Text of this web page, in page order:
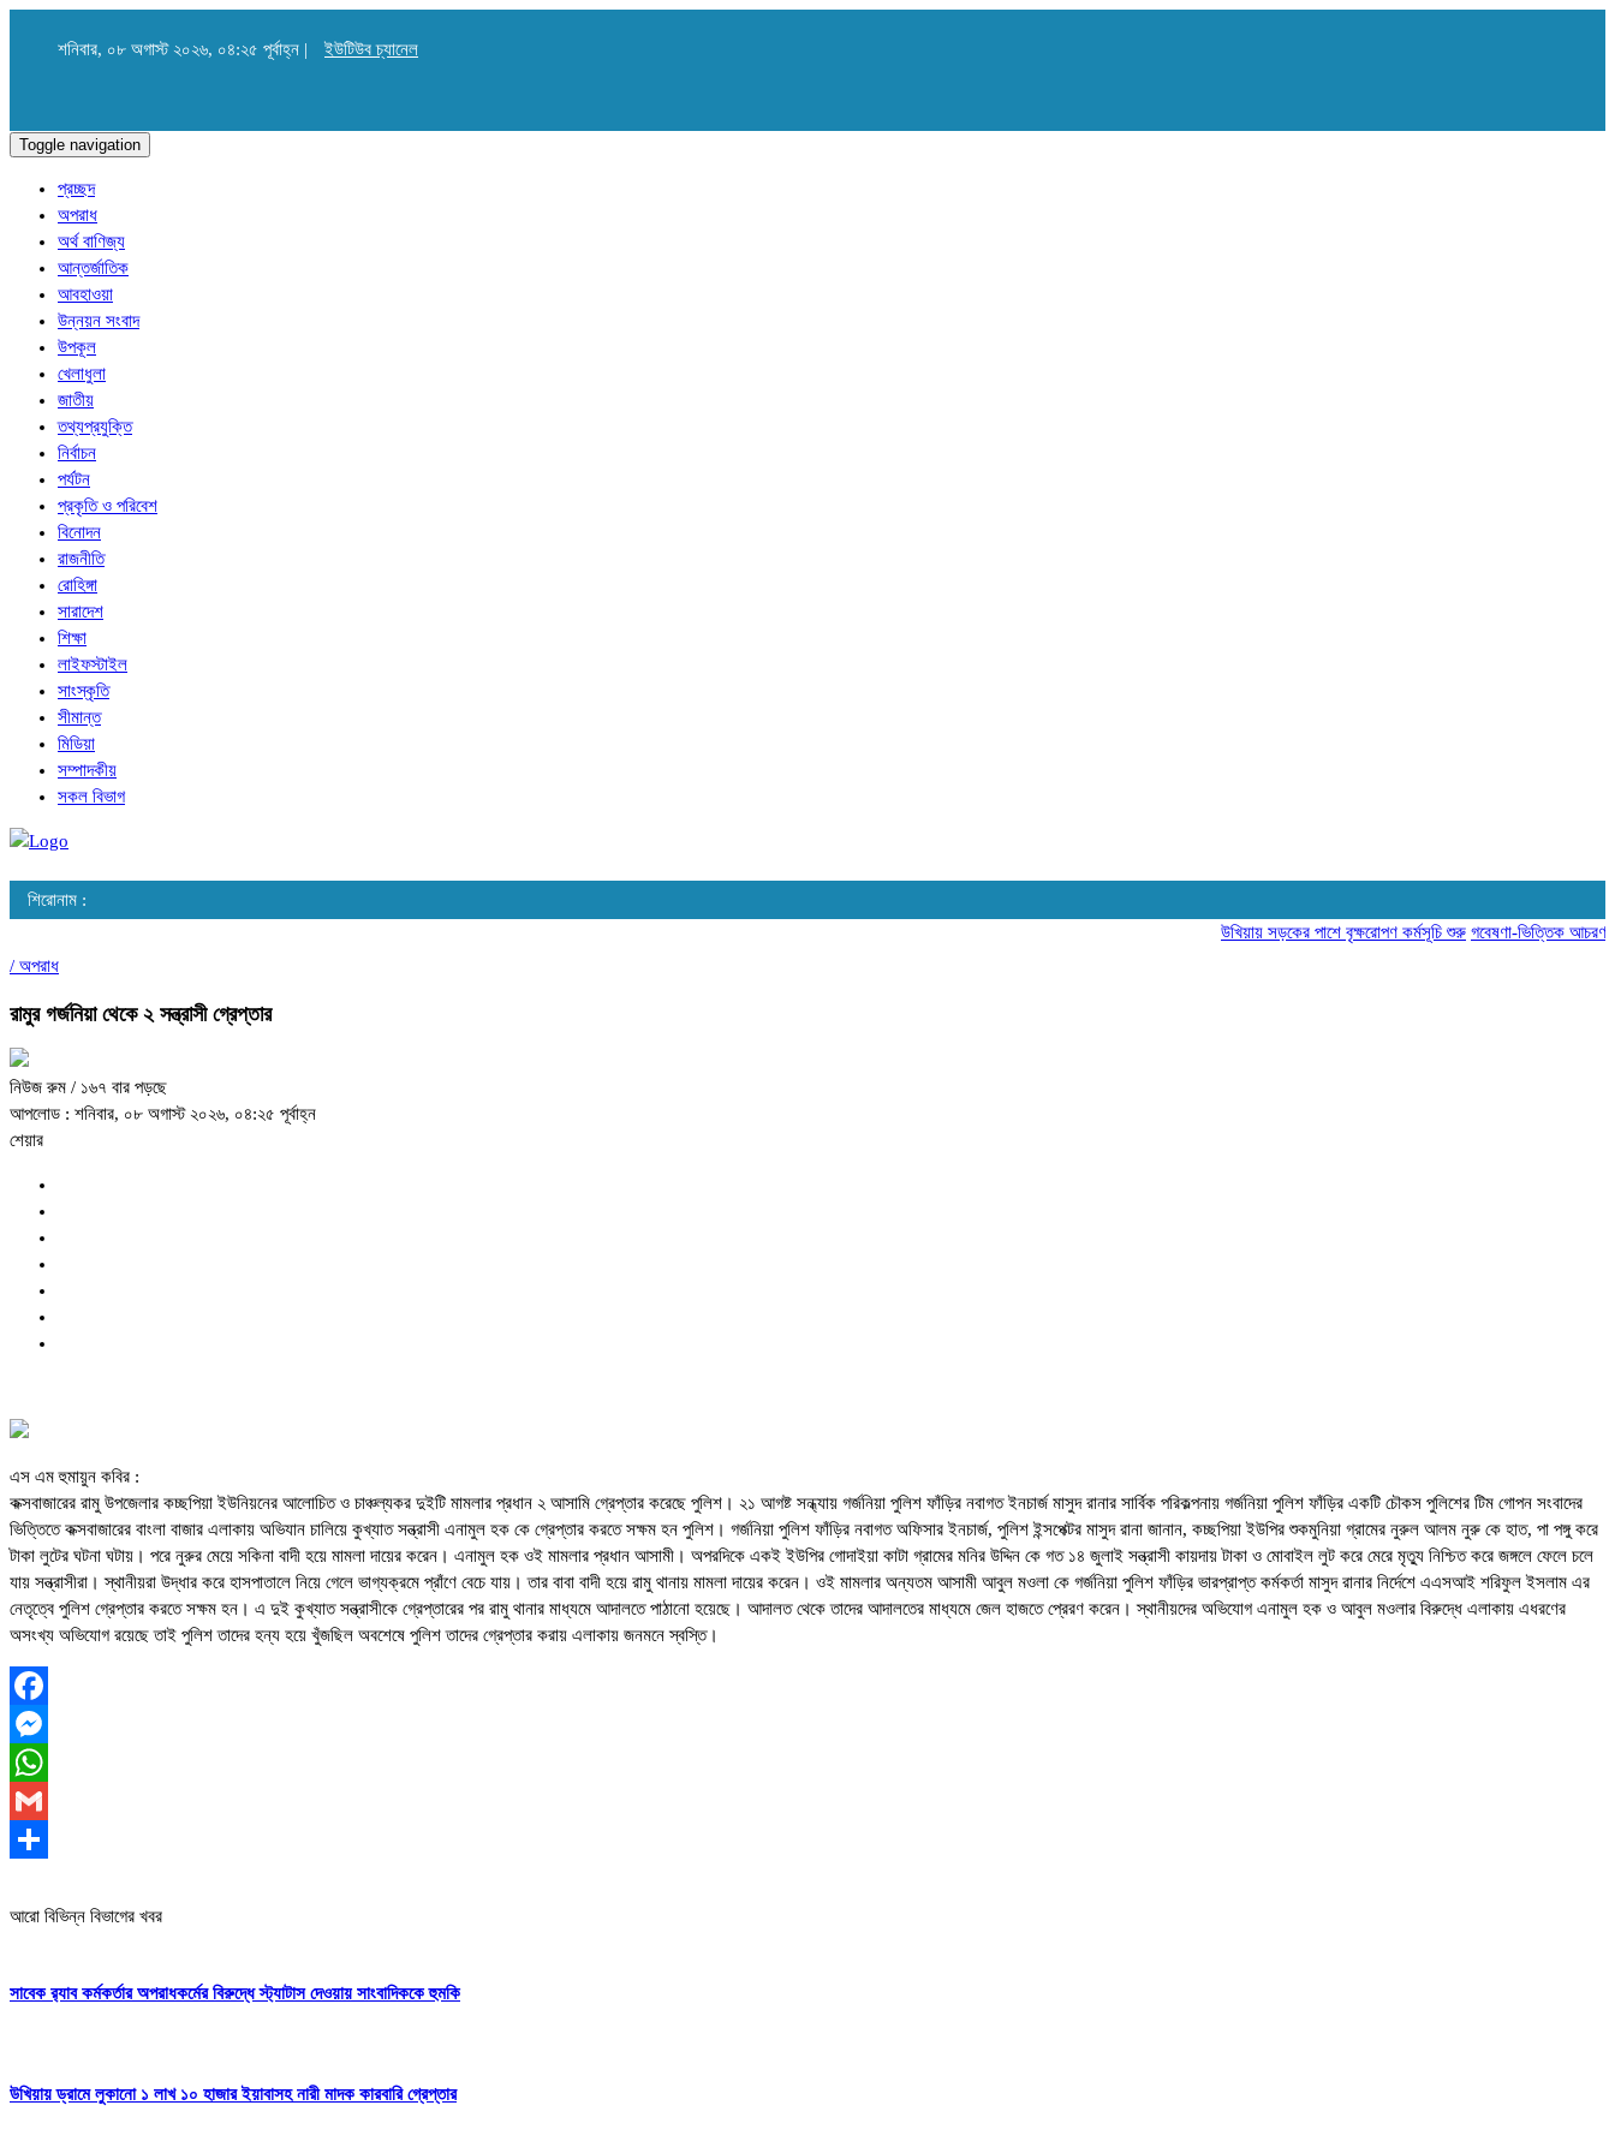
শনিবার, ০৮ অগাস্ট ২০২৬, ০৪:২৫ পূর্বাহ্ন | ইউটিউব চ্যানেল
Toggle navigation
প্রচ্ছদ
অপরাধ
অর্থ বাণিজ্য
আন্তর্জাতিক
আবহাওয়া
উন্নয়ন সংবাদ
উপকূল
খেলাধুলা
জাতীয়
তথ্যপ্রযুক্তি
নির্বাচন
পর্যটন
প্রকৃতি ও পরিবেশ
বিনোদন
রাজনীতি
রোহিঙ্গা
সারাদেশ
শিক্ষা
লাইফস্টাইল
সাংস্কৃতি
সীমান্ত
মিডিয়া
সম্পাদকীয়
সকল বিভাগ
শিরোনাম :
উখিয়ায় সড়কের পাশে বৃক্ষরোপণ কর্মসূচি শুরু গবেষণা-ভিত্তিক আচরণ
/ অপরাধ
রামুর গর্জনিয়া থেকে ২ সন্ত্রাসী গ্রেপ্তার
নিউজ রুম / ১৬৭ বার পড়ছে
আপলোড : শনিবার, ০৮ অগাস্ট ২০২৬, ০৪:২৫ পূর্বাহ্ন
শেয়ার
এস এম হুমায়ুন কবির :
কক্সবাজারের রামু উপজেলার কচ্ছপিয়া ইউনিয়নের আলোচিত ও চাঞ্চল্যকর দুইটি মামলার প্রধান ২ আসামি গ্রেপ্তার করেছে পুলিশ। ২১ আগষ্ট সন্ধ্যায় গর্জনিয়া পুলিশ ফাঁড়ির নবাগত ইনচার্জ মাসুদ রানার সার্বিক পরিকল্পনায় গর্জনিয়া পুলিশ ফাঁড়ির একটি চৌকস পুলিশের টিম গোপন সংবাদের
ভিত্তিতে কক্সবাজারের বাংলা বাজার এলাকায় অভিযান চালিয়ে কুখ্যাত সন্ত্রাসী এনামুল হক কে গ্রেপ্তার করতে সক্ষম হন পুলিশ। গর্জনিয়া পুলিশ ফাঁড়ির নবাগত অফিসার ইনচার্জ, পুলিশ ইন্সপেক্টর মাসুদ রানা জানান, কচ্ছপিয়া ইউপির শুকমুনিয়া গ্রামের নুরুল আলম নুরু কে হাত, পা পঙ্গু করে
টাকা লুটের ঘটনা ঘটায়। পরে নুরুর মেয়ে সকিনা বাদী হয়ে মামলা দায়ের করেন। এনামুল হক ওই মামলার প্রধান আসামী। অপরদিকে একই ইউপির গোদাইয়া কাটা গ্রামের মনির উদ্দিন কে গত ১৪ জুলাই সন্ত্রাসী কায়দায় টাকা ও মোবাইল লুট করে মেরে মৃত্যু নিশ্চিত করে জঙ্গলে ফেলে চলে
যায় সন্ত্রাসীরা। স্থানীয়রা উদ্ধার করে হাসপাতালে নিয়ে গেলে ভাগ্যক্রমে প্রাঁণে বেচে যায়। তার বাবা বাদী হয়ে রামু থানায় মামলা দায়ের করেন। ওই মামলার অন্যতম আসামী আবুল মওলা কে গর্জনিয়া পুলিশ ফাঁড়ির ভারপ্রাপ্ত কর্মকর্তা মাসুদ রানার নির্দেশে এএসআই শরিফুল ইসলাম এর
নেতৃত্বে পুলিশ গ্রেপ্তার করতে সক্ষম হন। এ দুই কুখ্যাত সন্ত্রাসীকে গ্রেপ্তারের পর রামু থানার মাধ্যমে আদালতে পাঠানো হয়েছে। আদালত থেকে তাদের আদালতের মাধ্যমে জেল হাজতে প্রেরণ করেন। স্থানীয়দের অভিযোগ এনামুল হক ও আবুল মওলার বিরুদ্ধে এলাকায় এধরণের
অসংখ্য অভিযোগ রয়েছে তাই পুলিশ তাদের হন্য হয়ে খুঁজছিল অবশেষে পুলিশ তাদের গ্রেপ্তার করায় এলাকায় জনমনে স্বস্তি।
Facebook
Messenger
WhatsApp
Gmail
আরো বিভিন্ন বিভাগের খবর
সাবেক র‍্যাব কর্মকর্তার অপরাধকর্মের বিরুদ্ধে স্ট্যাটাস দেওয়ায় সাংবাদিককে হুমকি
উখিয়ায় ড্রামে লুকানো ১ লাখ ১০ হাজার ইয়াবাসহ নারী মাদক কারবারি গ্রেপ্তার